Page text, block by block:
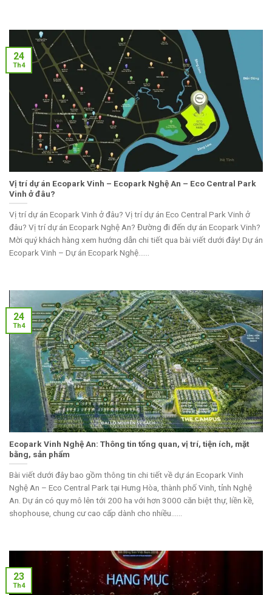
Vị trí dự án Ecopark Vinh – Ecopark Nghệ An – Eco Central Park
Vinh ở đâu?
Vị trí dự án Ecopark Vinh ở đâu? Vị trí dự án Eco Central Park Vinh ở
đâu? Vị trí dự án Ecopark Nghệ An? Đường đi đến dự án Ecopark Vinh?
Mời quý khách hàng xem hướng dẫn chi tiết qua bài viết dưới đây! Dự án
Ecopark Vinh – Dự án Ecopark Nghệ......
24
Th4
Ecopark Vinh Nghệ An: Thông tin tổng quan, vị trí, tiện ích, mặt
bằng, sản phẩm
Bài viết dưới đây bao gồm thông tin chi tiết về dự án Ecopark Vinh
Nghệ An – Eco Central Park tại Hưng Hòa, thành phố Vinh, tỉnh Nghệ
An. Dự án có quy mô lên tới 200 ha với hơn 3000 căn biệt thự, liền kề,
shophouse, chung cư cao cấp dành cho nhiều......
24
Th4
23
Th4